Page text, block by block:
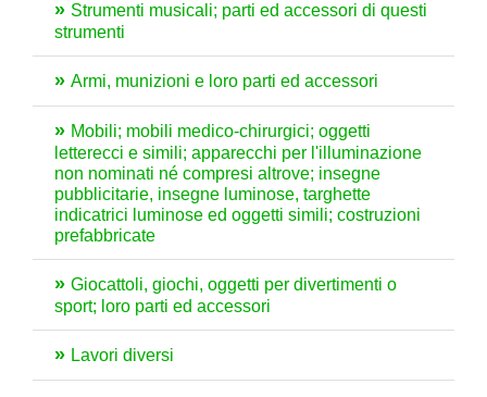
Strumenti musicali; parti ed accessori di questi
strumenti
Armi, munizioni e loro parti ed accessori
Mobili; mobili medico-chirurgici; oggetti
letterecci e simili; apparecchi per l'illuminazione
non nominati né compresi altrove; insegne
pubblicitarie, insegne luminose, targhette
indicatrici luminose ed oggetti simili; costruzioni
prefabbricate
Giocattoli, giochi, oggetti per divertimenti o
sport; loro parti ed accessori
Lavori diversi